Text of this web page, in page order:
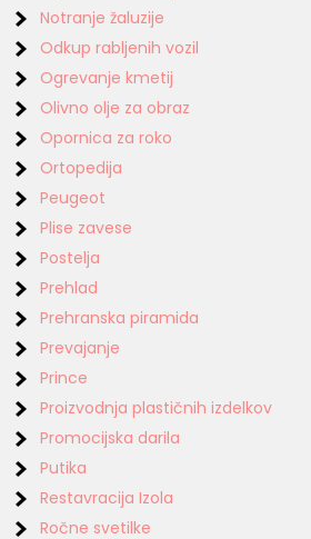
Notranje žaluzije
Odkup rabljenih vozil
Ogrevanje kmetij
Olivno olje za obraz
Opornica za roko
Ortopedija
Peugeot
Plise zavese
Postelja
Prehlad
Prehranska piramida
Prevajanje
Prince
Proizvodnja plastičnih izdelkov
Promocijska darila
Putika
Restavracija Izola
Ročne svetilke